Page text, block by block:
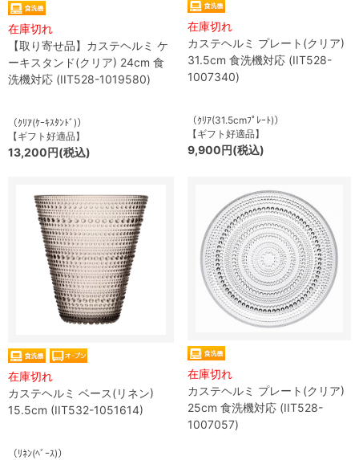
在庫切れ
【取り寄せ品】カステヘルミ ケ
ーキスタンド(クリア) 24cm 食
洗機対応 (IIT528-1019580)
（ｸﾘｱ(ｹｰｷｽﾀﾝﾄﾞ)）
【ギフト好適品】
13,200円(税込)
在庫切れ
カステヘルミ プレート(クリア)
31.5cm 食洗機対応 (IIT528-
1007340)
（ｸﾘｱ(31.5cmﾌﾟﾚｰﾄ)）
【ギフト好適品】
9,900円(税込)
在庫切れ
カステヘルミ ベース(リネン)
15.5cm (IIT532-1051614)
（ﾘﾈﾝ(ﾍﾞｰｽ)）
在庫切れ
カステヘルミ プレート(クリア)
25cm 食洗機対応 (IIT528-
1007057)